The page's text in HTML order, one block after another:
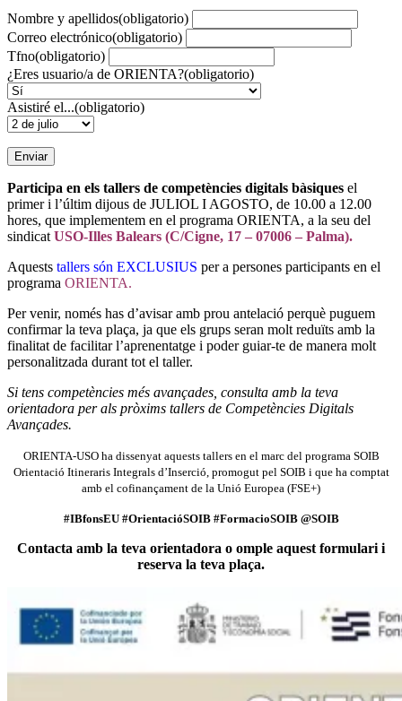
Nombre y apellidos(obligatorio)
Correo electrónico(obligatorio)
Tfno(obligatorio)
¿Eres usuario/a de ORIENTA?(obligatorio)
Asistiré el...(obligatorio)
Enviar
Participa en els tallers de competències digitals bàsiques el
primer i l’últim dijous de JULIOL I AGOSTO, de 10.00 a 12.00
hores, que implementem en el programa ORIENTA, a la seu del
sindicat USO-Illes Balears (C/Cigne, 17 – 07006 – Palma).
Aquests tallers són EXCLUSIUS per a persones participants en el
programa ORIENTA.
Per venir, només has d’avisar amb prou antelació perquè puguem
confirmar la teva plaça, ja que els grups seran molt reduïts amb la
finalitat de facilitar l’aprenentatge i poder guiar-te de manera molt
personalitzada durant tot el taller.
Si tens competències més avançades, consulta amb la teva
orientadora per als pròxims tallers de Competències Digitals
Avançades.
ORIENTA-USO ha dissenyat aquests tallers en el marc del programa SOIB
Orientació Itineraris Integrals d’Inserció, promogut pel SOIB i que ha comptat
amb el cofinançament de la Unió Europea (FSE+)
#IBfonsEU #OrientacióSOIB #FormacioSOIB @SOIB
Contacta amb la teva orientadora o omple aquest formulari i
reserva la teva plaça.